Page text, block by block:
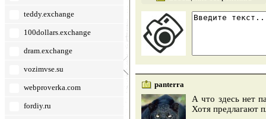
teddy.exchange
100dollars.exchange
dram.exchange
vozimvse.su
webproverka.com
fordiy.ru
panterra
А что здесь нет
Хотя предлагают